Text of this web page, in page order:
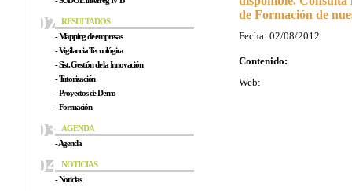
RESULTADOS
- Mapping de empresas
- Vigilancia Tecnológica
- Sist. Gestión de la Innovación
- Tutorización
- Proyectos de Demo
- Formación
AGENDA
- Agenda
NOTICIAS
- Noticias
de Formación de
Fecha: 02/08/2012
Contenido:
Web: